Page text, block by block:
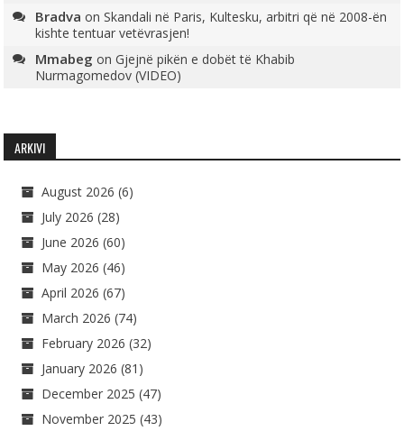
Bradva onSkandali në Paris, Kultesku, arbitri që në 2008-ën
kishte tentuar vetëvrasjen!
Mmabeg onGjejnë pikën e dobët të Khabib
Nurmagomedov (VIDEO)
ARKIVI
August 2026 (6)
July 2026 (28)
June 2026 (60)
May 2026 (46)
April 2026 (67)
March 2026 (74)
February 2026 (32)
January 2026 (81)
December 2025 (47)
November 2025 (43)